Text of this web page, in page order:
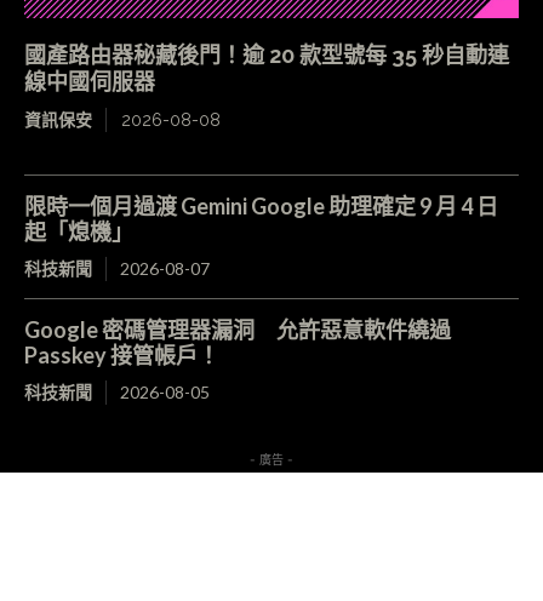
國產路由器秘藏後門！逾 20 款型號每 35 秒自動連
線中國伺服器
資訊保安 2026-08-08
限時一個月過渡 Gemini Google 助理確定 9 月 4 日
起「熄機」
科技新聞 2026-08-07
Google 密碼管理器漏洞 允許惡意軟件繞過
Passkey 接管帳戶！
科技新聞 2026-08-05
- 廣告 -